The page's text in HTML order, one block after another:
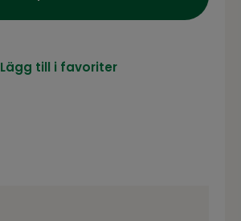
Lägg till i favoriter